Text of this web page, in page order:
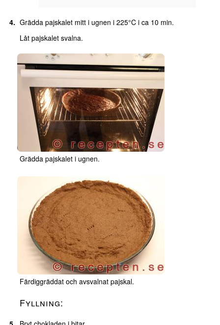
Grädda pajskalet mitt i ugnen i 225°C i ca 10 min.
Låt pajskalet svalna.
Grädda pajskalet i ugnen.
Färdiggräddat och avsvalnat pajskal.
Fyllning: